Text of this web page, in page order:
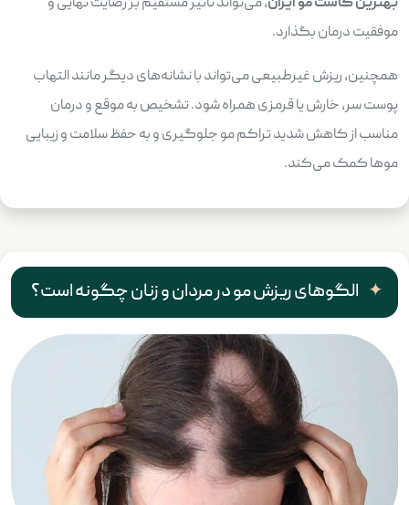
موفقیت درمان بگذارد.
همچنین، ریزش غیرطبیعی می‌تواند با نشانه‌های دیگر مانند التهاب
پوست سر، خارش یا قرمزی همراه شود. تشخیص به موقع و درمان
مناسب از کاهش شدید تراکم مو جلوگیری و به حفظ سلامت و زیبایی
موها کمک می‌کند.
الگوهای ریزش مو در مردان و زنان چگونه است؟